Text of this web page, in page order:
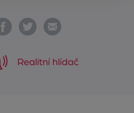
Realitní hlídač